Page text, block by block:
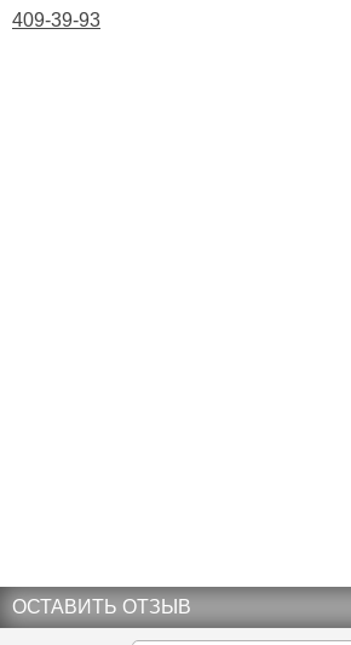
409-39-93
ОСТАВИТЬ ОТЗЫВ